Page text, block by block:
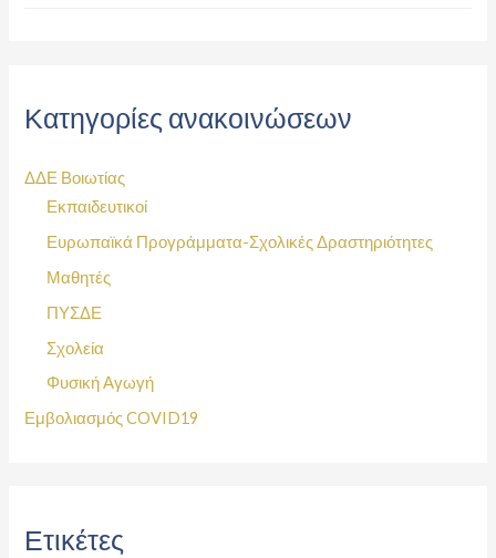
Κατηγορίες ανακοινώσεων
ΔΔΕ Βοιωτίας
Εκπαιδευτικοί
Ευρωπαϊκά Προγράμματα-Σχολικές Δραστηριότητες
Μαθητές
ΠΥΣΔΕ
Σχολεία
Φυσική Αγωγή
Εμβολιασμός COVID19
Ετικέτες